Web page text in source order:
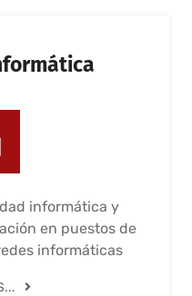
informática y
en puestos de
informáticas